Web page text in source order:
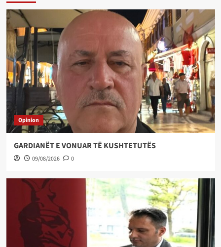
Opinion
GARDIANËT E VONUAR TË KUSHTETUTËS
09/08/2026 0